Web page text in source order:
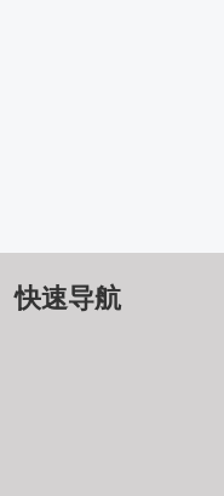
快速导航